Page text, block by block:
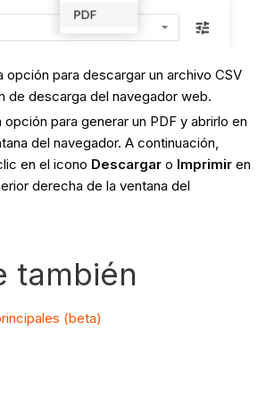
opción para descargar un archivo CSV
de descarga del navegador web.
opción para generar un PDF y abrirlo en
del navegador. A continuación,
en el icono Descargaro Imprimiren
derecha de la ventana del
también
(beta)